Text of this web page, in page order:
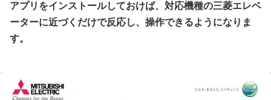
アプリをインストールしておけば、対応機種の三菱エレベ
ーターに近づくだけで反応し、操作できるようになりま
す。